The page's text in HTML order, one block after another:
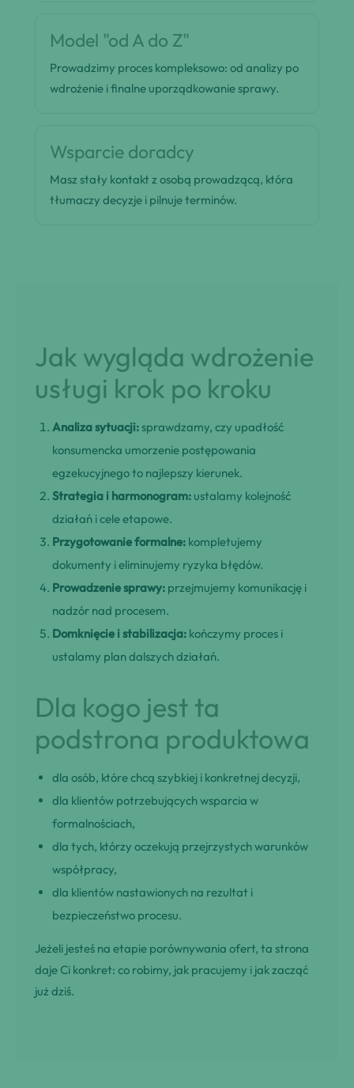
Model "od A do Z"
Prowadzimy proces kompleksowo: od analizy po
wdrożenie i finalne uporządkowanie sprawy.
Wsparcie doradcy
Masz stały kontakt z osobą prowadzącą, która
tłumaczy decyzje i pilnuje terminów.
Jak wygląda wdrożenie
usługi krok po kroku
Analiza sytuacji: sprawdzamy, czy upadłość
konsumencka umorzenie postępowania
egzekucyjnego to najlepszy kierunek.
Strategia i harmonogram: ustalamy kolejność
działań i cele etapowe.
Przygotowanie formalne: kompletujemy
dokumenty i eliminujemy ryzyka błędów.
Prowadzenie sprawy: przejmujemy komunikację i
nadzór nad procesem.
Domknięcie i stabilizacja: kończymy proces i
ustalamy plan dalszych działań.
Dla kogo jest ta
podstrona produktowa
dla osób, które chcą szybkiej i konkretnej decyzji,
dla klientów potrzebujących wsparcia w
formalnościach,
dla tych, którzy oczekują przejrzystych warunków
współpracy,
dla klientów nastawionych na rezultat i
bezpieczeństwo procesu.
Jeżeli jesteś na etapie porównywania ofert, ta strona
daje Ci konkret: co robimy, jak pracujemy i jak zacząć
już dziś.